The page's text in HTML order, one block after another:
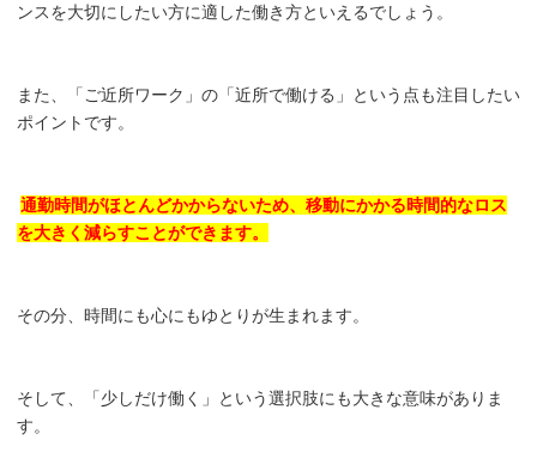
ンスを大切にしたい方に適した働き方といえるでしょう。
また、「ご近所ワーク」の「近所で働ける」という点も注目したい
ポイントです。
通勤時間がほとんどかからないため、移動にかかる時間的なロス
を大きく減らすことができます。
その分、時間にも心にもゆとりが生まれます。
そして、「少しだけ働く」という選択肢にも大きな意味がありま
す。